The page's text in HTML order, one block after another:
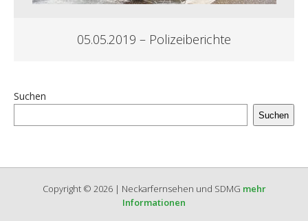
05.05.2019 – Polizeiberichte
Suchen
Suchen
Copyright © 2026 | Neckarfernsehen und SDMG mehr
Informationen